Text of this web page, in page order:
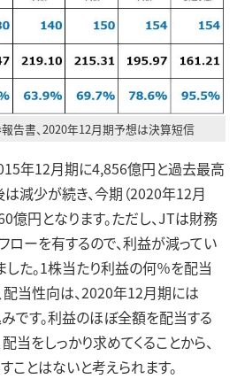
告書、2020年12月期予想は決算短信
年12月期に4,856億円と過去最高
減少が続き、今期（2020年12月
億円となります。ただし、JTは財務
ローを有するので、利益が減ってい
した。1株当たり利益の何％を配当
配当性向は、2020年12月期には
です。利益のほぼ全額を配当する
当をしっかり求めてくることから、
ことはないと考えられます。